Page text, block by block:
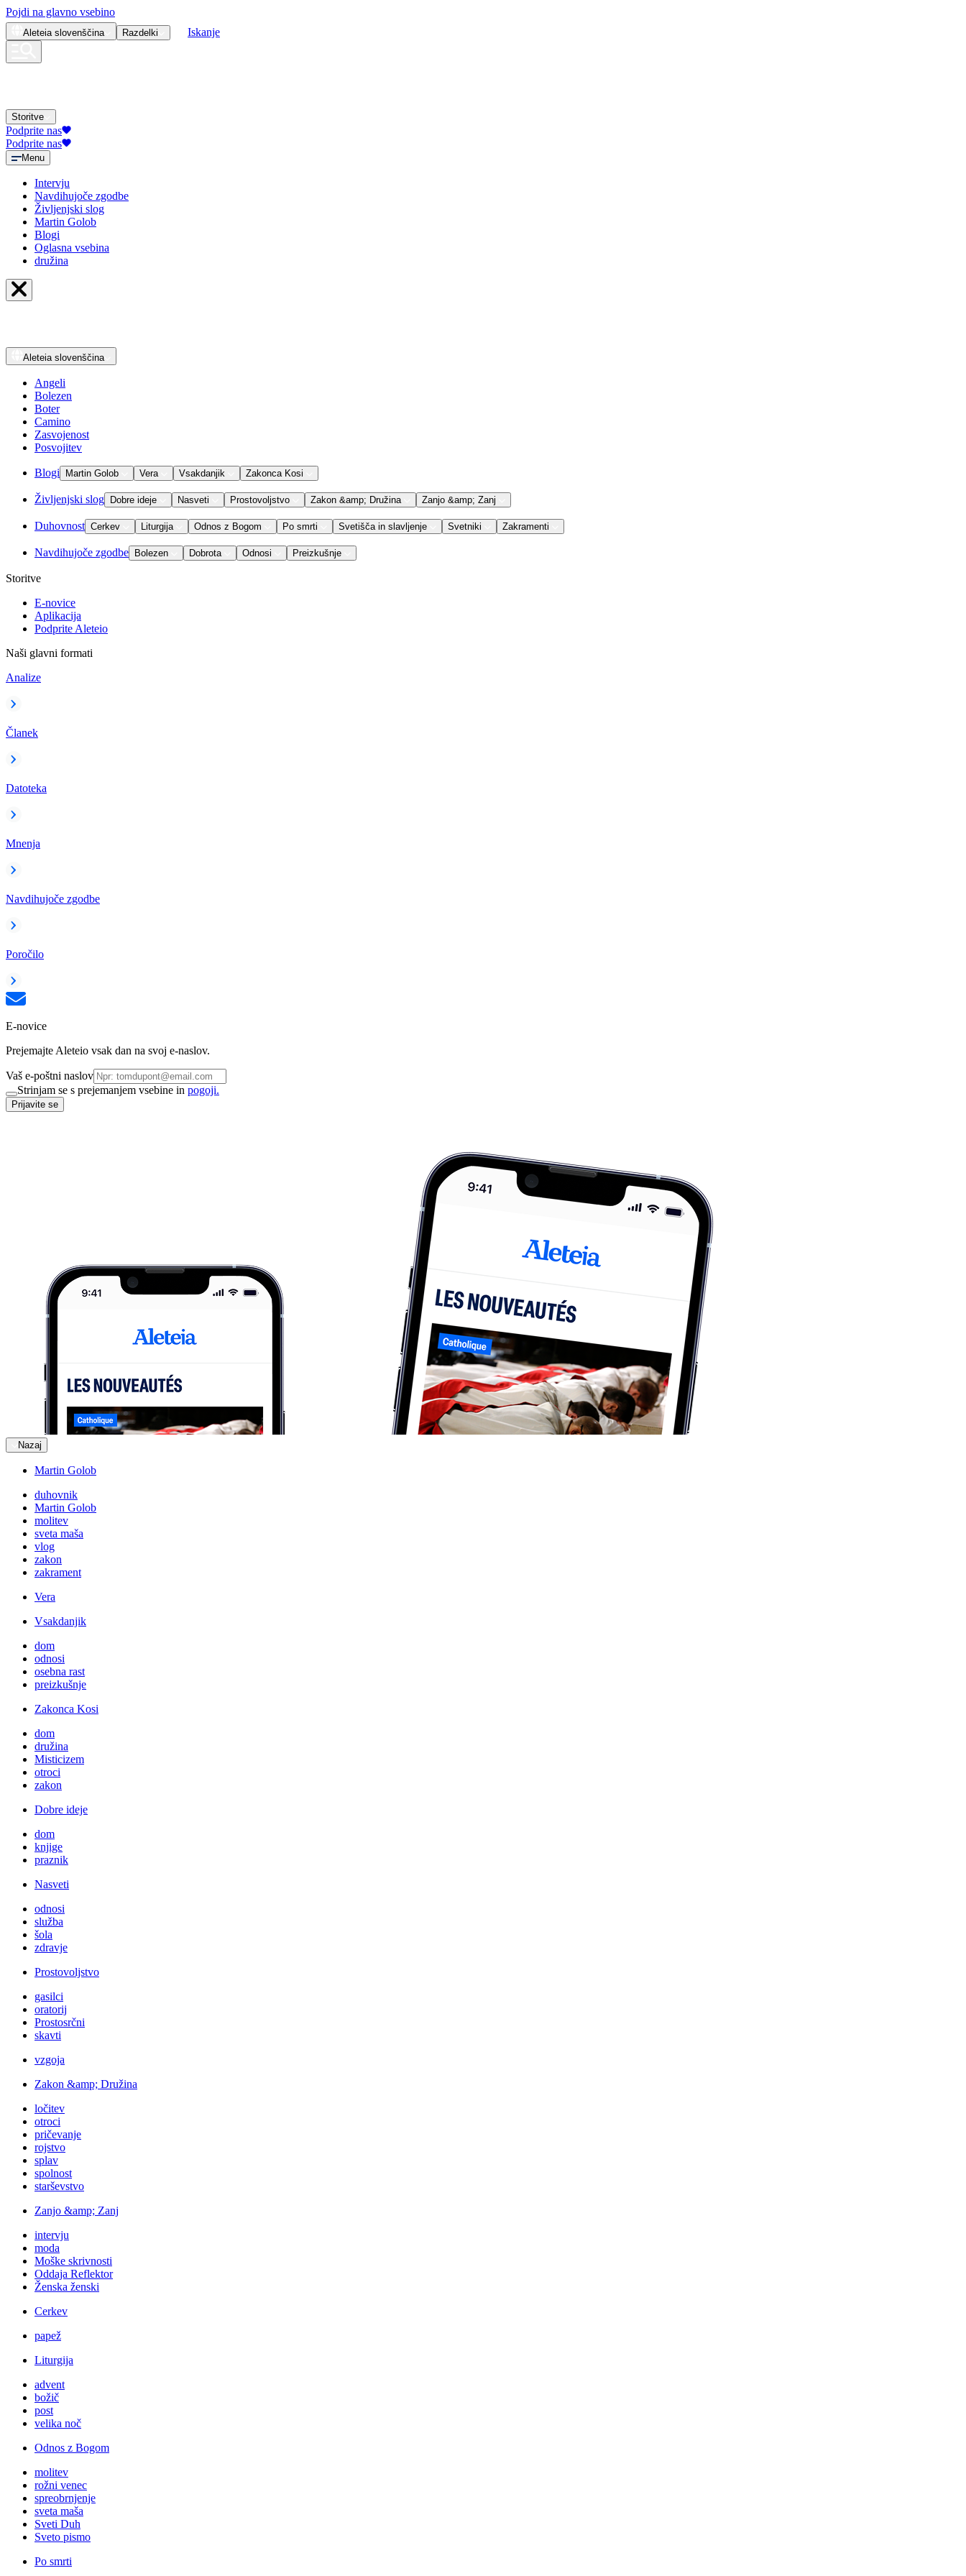
Pojdi na glavno vsebino
Aleteia slovenščina Razdelki Iskanje
Storitve
Podprite nas
Podprite nas
Menu
Intervju
Navdihujoče zgodbe
Življenjski slog
Martin Golob
Blogi
Oglasna vsebina
družina
Aleteia slovenščina
Angeli
Bolezen
Boter
Camino
Zasvojenost
Posvojitev
Blogi Martin Golob Vera Vsakdanjik Zakonca Kosi
Življenjski slog Dobre ideje Nasveti Prostovoljstvo Zakon &amp; Družina Zanjo &amp; Zanj
Duhovnost Cerkev Liturgija Odnos z Bogom Po smrti Svetišča in slavljenje Svetniki Zakramenti
Navdihujoče zgodbe Bolezen Dobrota Odnosi Preizkušnje
Storitve
E-novice
Aplikacija
Podprite Aleteio
Naši glavni formati
Analize
Članek
Datoteka
Mnenja
Navdihujoče zgodbe
Poročilo
E-novice
Prejemajte Aleteio vsak dan na svoj e-naslov.
Vaš e-poštni naslov
Strinjam se s prejemanjem vsebine in pogoji.
Prijavite se
Nazaj
Martin Golob
duhovnik
Martin Golob
molitev
sveta maša
vlog
zakon
zakrament
Vera
Vsakdanjik
dom
odnosi
osebna rast
preizkušnje
Zakonca Kosi
dom
družina
Misticizem
otroci
zakon
Dobre ideje
dom
knjige
praznik
Nasveti
odnosi
služba
šola
zdravje
Prostovoljstvo
gasilci
oratorij
Prostosrčni
skavti
vzgoja
Zakon &amp; Družina
ločitev
otroci
pričevanje
rojstvo
splav
spolnost
starševstvo
Zanjo &amp; Zanj
intervju
moda
Moške skrivnosti
Oddaja Reflektor
Ženska ženski
Cerkev
papež
Liturgija
advent
božič
post
velika noč
Odnos z Bogom
molitev
rožni venec
spreobrnjenje
sveta maša
Sveti Duh
Sveto pismo
Po smrti